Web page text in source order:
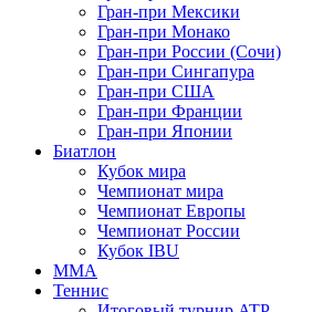
Гран-при Мексики
Гран-при Монако
Гран-при России (Сочи)
Гран-при Сингапура
Гран-при США
Гран-при Франции
Гран-при Японии
Биатлон
Кубок мира
Чемпионат мира
Чемпионат Европы
Чемпионат России
Кубок IBU
MMA
Теннис